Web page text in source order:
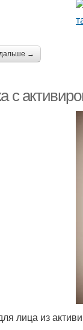
→
с
лица из